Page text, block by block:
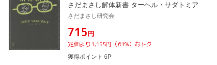
さだまさし解体新書 ターヘル・サダトミア
さだまさし研究会
¥715円
定価より1,155円（61%）おトク
獲得ポイント 6P